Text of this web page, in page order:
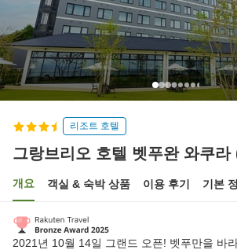
리조트 호텔
그랑브리오 호텔 벳푸완 와쿠라
개요 객실 & 숙박 상품 이용 후기 기본
2021년 10월 14일 그랜드 오픈! 벳푸만을 바